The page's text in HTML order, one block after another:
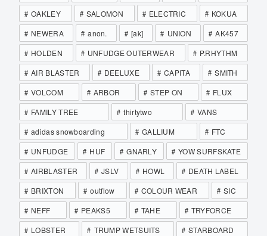
OAKLEY
SALOMON ELECTRIC
KOKUA
NEWERA
anon. [ak] UNION
AK457
HOLDEN
UNFUDGE OUTERWEAR
P.RHYTHM
AIR BLASTER
DEELUXE CAPITA
SMITH
VOLCOM
ARBOR STEP ON
FLUX
FAMILY TREE
thirtytwo
VANS
adidas snowboarding
GALLIUM
FTC
UNFUDGE
HUF GNARLY
YOW SURFSKATE
AIRBLASTER
JSLV HOWL
DEATH LABEL
BRIXTON
outflow COLOUR WEAR
SIC
NEFF
PEAKS5 TAHE
TRYFORCE
LOBSTER
TRUMP WETSUITS
STARBOARD